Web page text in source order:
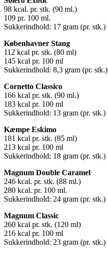
98 kcal. pr. stk. (90 ml.)
109 pr. 100 ml.
Sukkerindhold: 17 gram (pr. stk.)
Københavner Stang
112 kcal pr. stk. (80 ml)
145 kcal pr. 100 ml
Sukkerindhold: 8,3 gram (pr. stk.)
Cornetto Classico
166 kcal pr. stk. (90 ml.)
183 kcal pr. 100 ml
Sukkerindhold: 13 gram (pr. stk.)
Kæmpe Eskimo
181 kcal pr. stk. (85 ml)
213 kcal pr. 100 ml
Sukkerindhold: 18 gram (pr. stk.)
Magnum Double Caramel
246 kcal. pr. stk. (88 ml.)
280 kcal. pr. 100 ml.
Sukkerindhold: 24 gram (pr. stk.)
Magnum Classic
260 kcal pr. stk. (120 ml)
216 kcal pr. 100 ml
Sukkerindhold: 23 gram (pr. stk.)